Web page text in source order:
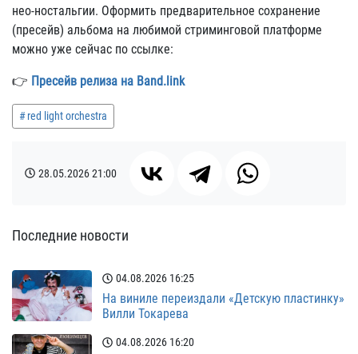
нео-ностальгии. Оформить предварительное сохранение
(пресейв) альбома на любимой стриминговой платформе
можно уже сейчас по ссылке:
👉 Пресейв релиза на Band.link
red light orchestra
28.05.202621:00
Последние новости
04.08.2026 16:25
На виниле переиздали «Детскую пластинку»
Вилли Токарева
04.08.2026 16:20